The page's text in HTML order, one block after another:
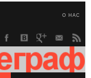
О НАС